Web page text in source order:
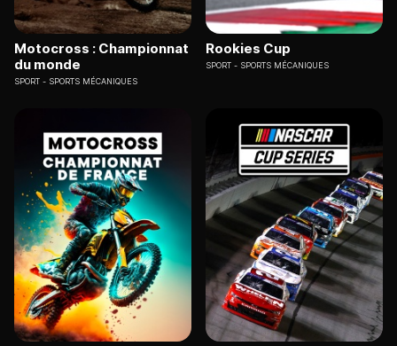
Motocross : Championnat
du monde
SPORT SPORTS MÉCANIQUES
Rookies Cup
SPORT SPORTS MÉCANIQUES